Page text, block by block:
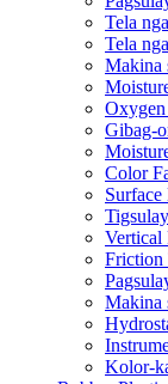
Tela
Tela
Makina
Gibag-
Color
Surface
Vertical
Friction
Makina
Kolor-